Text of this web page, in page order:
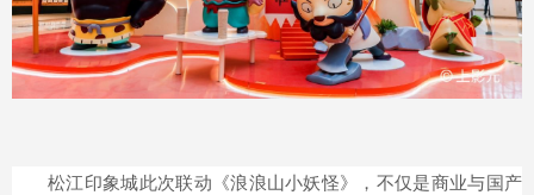
松江印象城此次联动《浪浪山小妖怪》，不仅是商业与国产